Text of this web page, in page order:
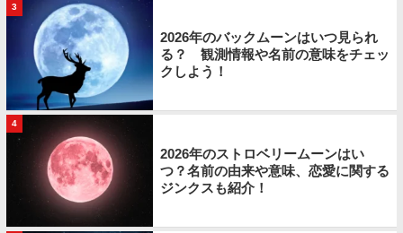
3
2026年のバックムーンはいつ見られ
る？ 観測情報や名前の意味をチェッ
クしよう！
4
2026年のストロベリームーンはい
つ？名前の由来や意味、恋愛に関する
ジンクスも紹介！